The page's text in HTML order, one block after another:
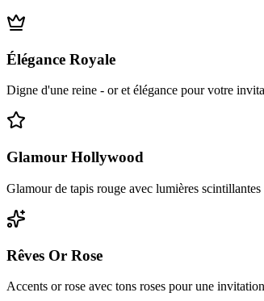
Élégance Royale
Digne d'une reine - or et élégance pour votre
Glamour Hollywood
Glamour de tapis rouge avec lumières
Rêves Or Rose
Accents or rose avec tons roses pour une